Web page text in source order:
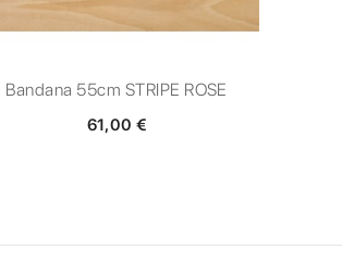
Bandana 55cm STRIPE ROSE
61,00 €